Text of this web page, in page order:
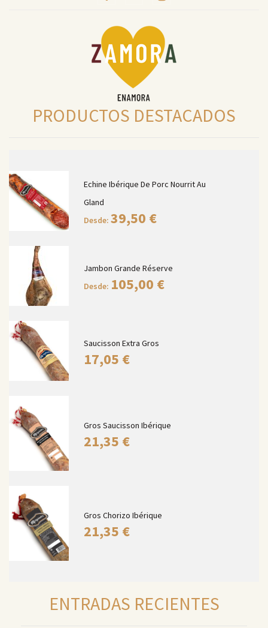
PRODUCTOS DESTACADOS
Echine Ibérique De Porc Nourrit Au
Gland
Desde: 39,50 €
Jambon Grande Réserve
Desde: 105,00 €
Saucisson Extra Gros
17,05 €
Gros Saucisson Ibérique
21,35 €
Gros Chorizo Ibérique
21,35 €
ENTRADAS RECIENTES